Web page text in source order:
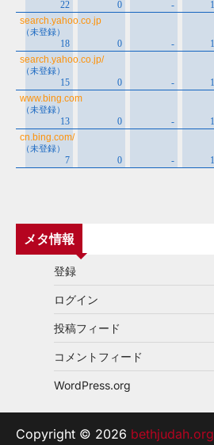
メタ情報
登録
ログイン
投稿フィード
コメントフィード
WordPress.org
Copyright © 2026 bethjudah.org